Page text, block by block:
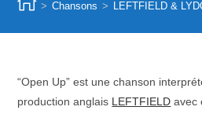
> Chansons > LEFTFIELD &
“Open Up” est une chanson
production anglais LEFTFIELD avec